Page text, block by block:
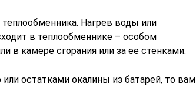
Нагрев воды или
в теплообменнике – особом
в камере сгорания или за ее стенками.
остатками окалины из батарей, то вам